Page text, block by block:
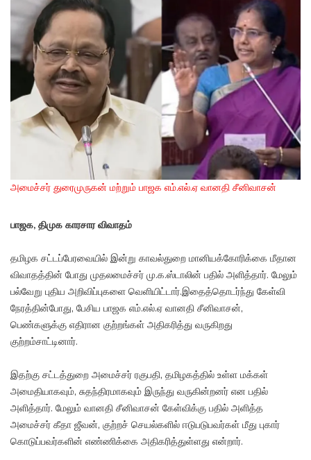
அமைச்சர் துரைமுருகன் மற்றும் பாஜக எம்.எல்.ஏ வானதி சீனிவாசன்
பாஜக, திமுக காரசார விவாதம்
தமிழக சட்டப்பேரவையில் இன்று காவல்துறை மானியக்கோரிக்கை மீதான
விவாதத்தின் போது முதலமைச்சர் மு.க.ஸ்டாலின் பதில் அளித்தார். மேலும்
பல்வேறு புதிய அறிவிப்புகளை வெளியிட்டார்.இதைத்தொடர்ந்து கேள்வி
நேரத்தின்போது, பேசிய பாஜக எம்.எல்.ஏ வானதி சீனிவாசன்,
பெண்களுக்கு எதிரான குற்றங்கள் அதிகரித்து வருகிறது
குற்றம்சாட்டினார்.
இதற்கு சட்டத்துறை அமைச்சர் ரகுபதி, தமிழகத்தில் உள்ள மக்கள்
அமைதியாகவும், சுதந்திரமாகவும் இருந்து வருகின்றனர் என பதில்
அளித்தார். மேலும் வானதி சீனிவாசன் கேள்விக்கு பதில் அளித்த
அமைச்சர் கீதா ஜீவன், குற்றச் செயல்களில் ஈடுபடுபவர்கள் மீது புகார்
கொடுப்பவர்களின் எண்ணிக்கை அதிகரித்துள்ளது என்றார்.